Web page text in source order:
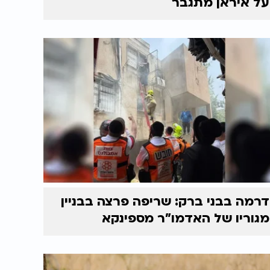
דרמה בבני ברק: שריפה פרצה בבניין
מגוריו של האדמו"ר מספינקא